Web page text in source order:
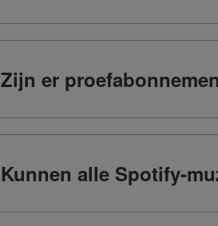
Zijn er
Kunnen alle Spotify-